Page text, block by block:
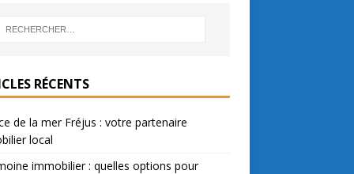
RÉCENTS
de la mer Fréjus : votre partenaire
local
immobilier : quelles options pour